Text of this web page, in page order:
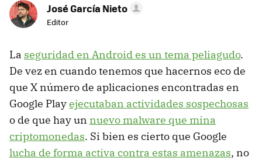
José García Nieto
Editor
La seguridad en Android es un tema peliagudo.
De vez en cuando tenemos que hacernos eco de
que X número de aplicaciones encontradas en
Google Playejecutaban actividades sospechosas
o de que hay un nuevo malware que mina
criptomonedas. Si bien es cierto que Google
lucha de forma activa contra estas amenazas, no